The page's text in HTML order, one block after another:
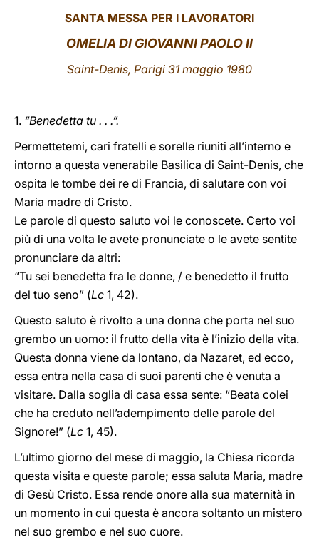
SANTA MESSA PER I LAVORATORI
OMELIA DI GIOVANNI PAOLO II
Saint-Denis, Parigi 31 maggio 1980
1. “Benedetta tu . . .”.
Permettetemi, cari fratelli e sorelle riuniti all’interno e
intorno a questa venerabile Basilica di Saint-Denis, che
ospita le tombe dei re di Francia, di salutare con voi
Maria madre di Cristo.
Le parole di questo saluto voi le conoscete. Certo voi
più di una volta le avete pronunciate o le avete sentite
pronunciare da altri:
“Tu sei benedetta fra le donne, / e benedetto il frutto
del tuo seno” (Lc 1, 42).
Questo saluto è rivolto a una donna che porta nel suo
grembo un uomo: il frutto della vita è l’inizio della vita.
Questa donna viene da lontano, da Nazaret, ed ecco,
essa entra nella casa di suoi parenti che è venuta a
visitare. Dalla soglia di casa essa sente: “Beata colei
che ha creduto nell’adempimento delle parole del
Signore!” (Lc 1, 45).
L’ultimo giorno del mese di maggio, la Chiesa ricorda
questa visita e queste parole; essa saluta Maria, madre
di Gesù Cristo. Essa rende onore alla sua maternità in
un momento in cui questa è ancora soltanto un mistero
nel suo grembo e nel suo cuore.